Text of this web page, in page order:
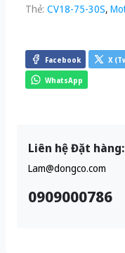
Thẻ: CV18-75-30S,
Facebook X
WhatsApp
Liên hệ Đặt hàng:
Lam@dongco.com
0909000786